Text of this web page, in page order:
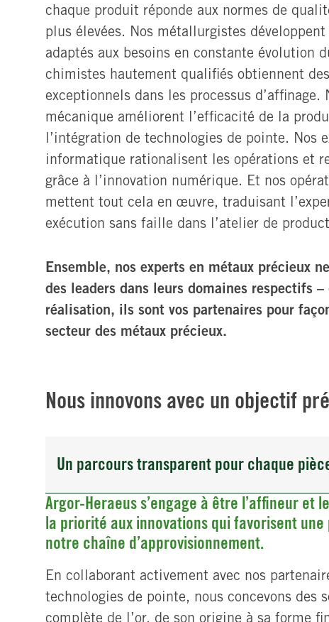
chaque produit réponde aux normes de
plus élevées. Nos métallurgistes
adaptés aux besoins en constante évolution
chimistes hautement qualifiés obtiennent
exceptionnels dans les processus d’affinage.
mécanique améliorent l’efficacité de la
l’intégration de technologies de pointe. Nos
informatique rationalisent les opérations et
grâce à l’innovation numérique. Et nos
mettent tout cela en œuvre, traduisant
exécution sans faille dans l’atelier de
Ensemble, nos experts en métaux précieux
des leaders dans leurs domaines respectifs
réalisation, ils sont vos partenaires pour
secteur des métaux précieux.
Nous innovons avec un objectif
Un parcours transparent pour chaque
Argor-Heraeus s’engage à être l’affineur et
la priorité aux innovations qui favorisent
notre chaîne d’approvisionnement.
En collaborant activement avec nos
technologies de pointe, nous concevons
complète de l’or, de son origine à sa forme